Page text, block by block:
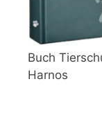
Buch
Harnos